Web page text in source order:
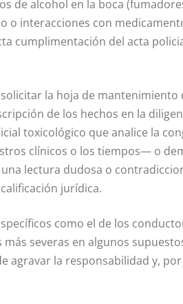
de alcohol en la boca
o interacciones con
cumplimentación del acta
la hoja de
de los hechos en la
toxicológico que analice la
clínicos o los tiempos— o
lectura dudosa o
jurídica.
como el de los
severas en algunos
agravar la responsabilidad y,